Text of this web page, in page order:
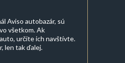
Aviso autobazár, sú
všetkom. Ak
určite ich navštívte.
len tak ďalej.